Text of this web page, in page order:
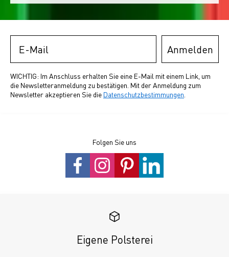
Anmelden
WICHTIG: Im Anschluss erhalten Sie eine E-Mail mit einem Link, um
die Newsletteranmeldung zu bestätigen. Mit der Anmeldung zum
Newsletter akzeptieren Sie die Datenschutzbestimmungen
Folgen Sie uns
Eigene Polsterei